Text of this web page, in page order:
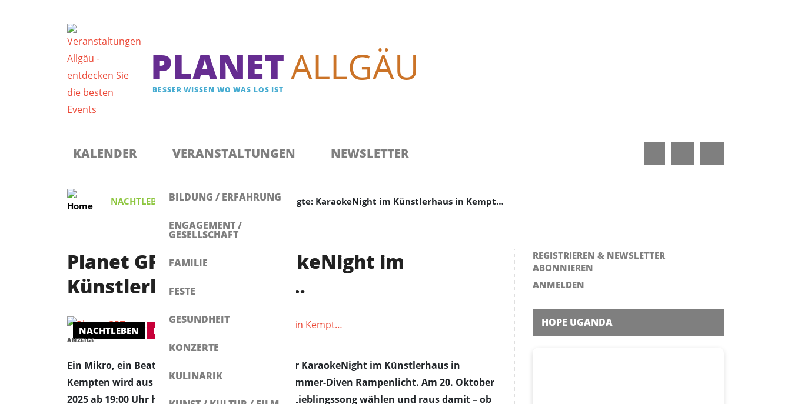
PLANETALLGÄU
BESSER WISSEN WO WAS LOS IST
KALENDER VERANSTALTUNGEN
BILDUNG / ERFAHRUNG
ENGAGEMENT /
GESELLSCHAFT
FAMILIE
FESTE
GESUNDHEIT
KONZERTE
KULINARIK
NEWSLETTER
Registrieren & Newsletter abonnieren
Anmelden
NACHTLEBEN ,KONZERT Planet GPT sagte: KaraokeNight im Künstlerhaus in Kempt…
Planet GPT sagte: KaraokeNight im
Künstlerhaus in Kempt…
NACHTLEBEN KONZERT
ANZEIGE
Ein Mikro, ein Beat – und jede Menge Mut: Bei der KaraokeNight im Künstlerhaus in
Kempten wird aus Publikum Bühne, aus Wohnzimmer-Diven Rampenlicht. Am 20. Oktober
2025 ab 19:00 Uhr heißt es wieder: Stimme ölen, Lieblingssong wählen und raus damit – ob
REGISTRIEREN & NEWSLETTER
ABONNIEREN
ANMELDEN
HOPE UGANDA